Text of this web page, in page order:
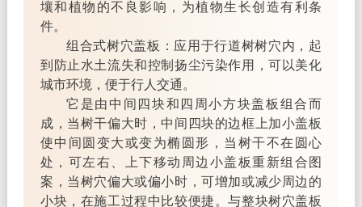
壤和植物的不良影响，为植物生长创造有利条
件。
组合式树穴盖板：应用于行道树树穴内，起
到防止水土流失和控制扬尘污染作用，可以美化
城市环境，便于行人交通。
它是由中间四块和四周小方块盖板组合而
成，当树干偏大时，中间四块的边框上加小盖板
使中间圆变大或变为椭圆形，当树干不在圆心
处，可左右、上下移动周边小盖板重新组合图
案，当树穴偏大或偏小时，可增加或减少周边的
小块，在施工过程中比较便捷。与整块树穴盖板